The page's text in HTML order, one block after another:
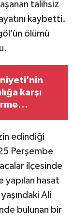
talihsiz
kaybetti.
ölümü
karşı
edindiği
Perşembe
ilçesinde
hasat
Ali
bulunan bir